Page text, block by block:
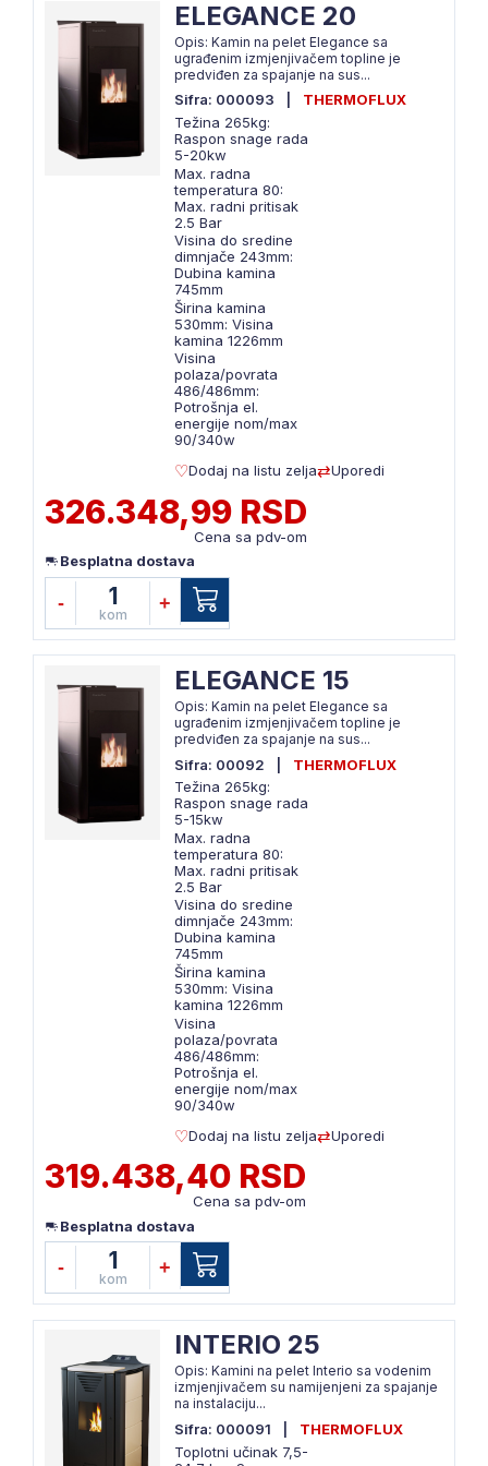
ELEGANCE 20
Opis: Kamin na pelet Elegance sa
ugrađenim izmjenjivačem topline je
predviđen za spajanje na sus...
Sifra: 000093
THERMOFLUX
Težina 265kg:
Raspon snage rada
5-20kw
Max. radna
temperatura 80:
Max. radni pritisak
2.5 Bar
Visina do sredine
dimnjače 243mm:
Dubina kamina
745mm
Širina kamina
530mm: Visina
kamina 1226mm
Visina
polaza/povrata
486/486mm:
Potrošnja el.
energije nom/max
90/340w
Dodaj na listu zelja
Uporedi
326.348,99 RSD
Cena sa pdv-om
Besplatna dostava
- 1
kom
+
ELEGANCE 15
Opis: Kamin na pelet Elegance sa
ugrađenim izmjenjivačem topline je
predviđen za spajanje na sus...
Sifra: 00092
THERMOFLUX
Težina 265kg:
Raspon snage rada
5-15kw
Max. radna
temperatura 80:
Max. radni pritisak
2.5 Bar
Visina do sredine
dimnjače 243mm:
Dubina kamina
745mm
Širina kamina
530mm: Visina
kamina 1226mm
Visina
polaza/povrata
486/486mm:
Potrošnja el.
energije nom/max
90/340w
Dodaj na listu zelja
Uporedi
319.438,40 RSD
Cena sa pdv-om
Besplatna dostava
- 1
kom
+
INTERIO 25
Opis: Kamini na pelet Interio sa vodenim
izmjenjivačem su namijenjeni za spajanje
na instalaciju...
Sifra: 000091
THERMOFLUX
Toplotni učinak 7,5-